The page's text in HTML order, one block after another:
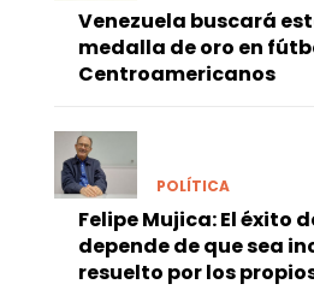
Venezuela buscará
medalla de oro en
Centroamericanos
POLÍTICA
Felipe Mujica: El éxito
depende de que sea
resuelto por los